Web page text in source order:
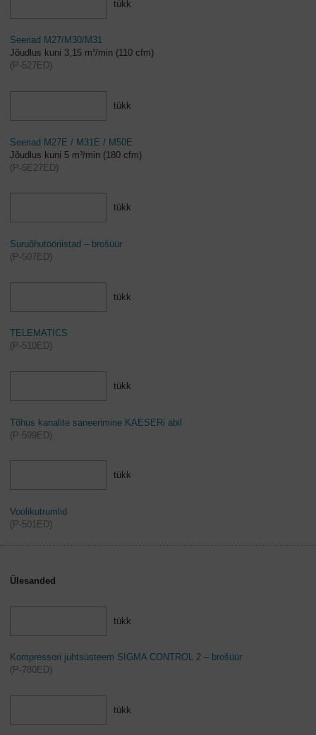
tükk
Seeriad M27/M30/M31
Jõudlus kuni 3,15 m³/min (110 cfm)
(P-527ED)
tükk
Seeriad M27E / M31E / M50E
Jõudlus kuni 5 m³/min (180 cfm)
(P-5E27ED)
tükk
Suruõhutööriistad – brošüür
(P-507ED)
tükk
TELEMATICS
(P-510ED)
tükk
Tõhus kanalite saneerimine KAESERi abil
(P-599ED)
tükk
Voolikutrumlid
(P-501ED)
Ülesanded
tükk
Kompressori juhtsüsteem SIGMA CONTROL 2 – brošüür
(P-780ED)
tükk